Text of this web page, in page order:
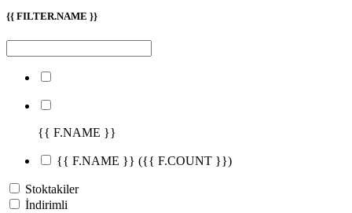
{{ FILTER.NAME }}
{{ F.NAME }}
{{ F.NAME }} ({{ F.COUNT }})
Stoktakiler
İndirimli